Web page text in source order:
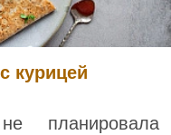
курицей
планировала